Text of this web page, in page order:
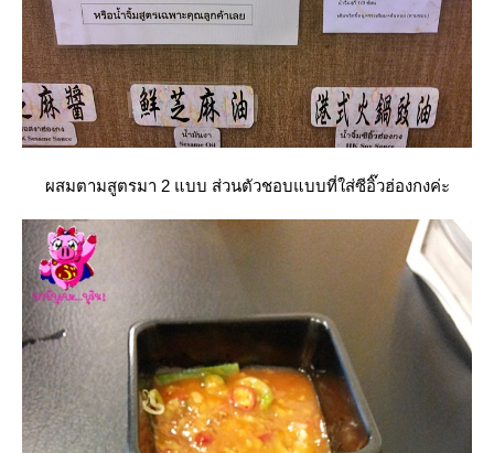
ผสมตามสูตรมา 2 แบบ ส่วนตัวชอบแบบที่ใส่ซีอิ๊วฮ่องกงค่ะ